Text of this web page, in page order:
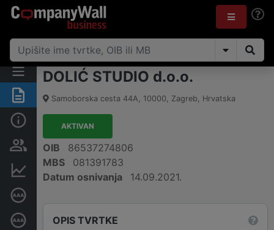
Sažetak
Osobe i vlasništvo
Dubinska bonitetna ocjena
DOLIĆ STUDIO d.o.o.
Samoborska cesta 44A, 10000, Zagreb, Hrvatska
AKTIVAN
OIB
86537274806
MBS
081391783
Datum osnivanja
14.09.2021.
OPIS TVRTKE